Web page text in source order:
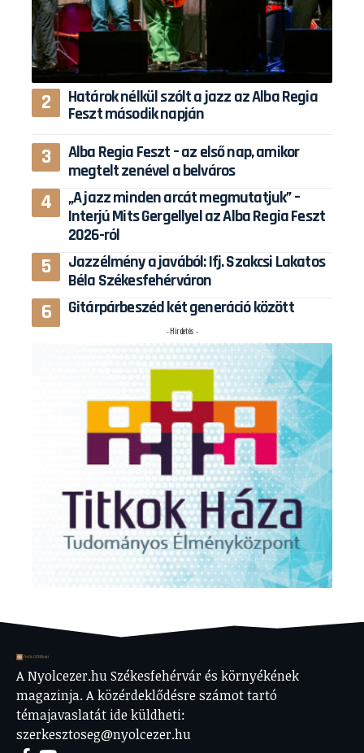
Határok nélkül szólt a jazz az Alba Regia
Feszt második napján
Alba Regia Feszt – az első nap, amikor
megtelt zenével a belváros
„A jazz minden arcát megmutatjuk” –
Interjú Mits Gergellyel az Alba Regia Feszt
2026-ról
Jazzélmény a javából: Ifj. Szakcsi Lakatos
Béla Székesfehérváron
Gitárpárbeszéd két generáció között
- Hirdetés -
A Nyolcezer.hu Székesfehérvár és környékének
magazinja. A közérdeklődésre számot tartó
témajavaslatát ide küldheti:
szerkesztoseg@nyolcezer.hu